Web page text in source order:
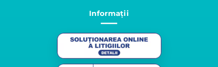
Informații